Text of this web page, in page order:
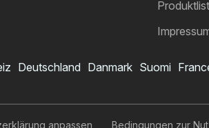
Deutschland Danmark Suomi
anpassen Bedingungen zur